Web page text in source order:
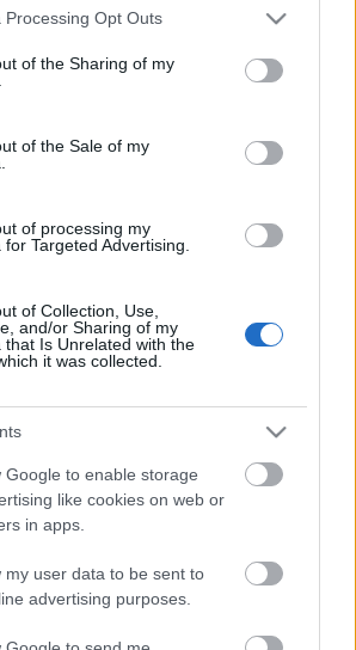
website/app uses one or more Google
or usage behaviour. You may click to
to Google and its third-party tags to
specified purposes in below Google
Processing Opt Outs
of the Sharing of my
of the Sale of my
of processing my
Targeted Advertising.
of Collection, Use,
and/or Sharing of my
that Is Unrelated with the
it was collected.
Google to enable storage
like cookies on web or
in apps.
my user data to be sent to
advertising purposes.
Αθηνών
Πόλη
και των υπηρεσιών του gazzetta.gr
αυστηρά για προσωπική χρήση.
ή επανεκπομπή του, σε οποιοδήποτε μέσο,